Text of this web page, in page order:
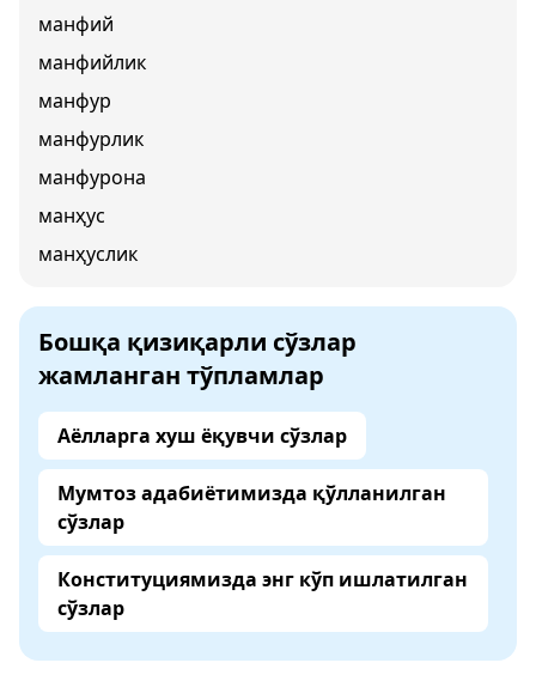
манфий
манфийлик
манфур
манфурлик
манфурона
манҳус
манҳуслик
Бошқа қизиқарли сўзлар
жамланган тўпламлар
Аёлларга хуш ёқувчи сўзлар
Мумтоз адабиётимизда қўлланилган
сўзлар
Конституциямизда энг кўп ишлатилган
сўзлар